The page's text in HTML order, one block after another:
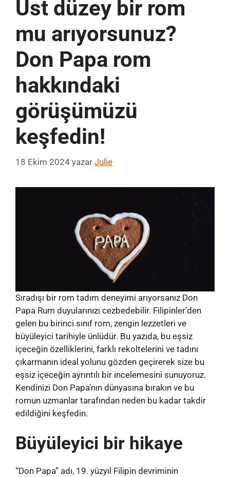
Üst düzey bir rom
mu arıyorsunuz?
Don Papa rom
hakkındaki
görüşümüzü
keşfedin!
18 Ekim 2024 yazar Julie
Sıradışı bir rom tadım deneyimi arıyorsanız Don
Papa Rum duyularınızı cezbedebilir. Filipinler’den
gelen bu birinci sınıf rom, zengin lezzetleri ve
büyüleyici tarihiyle ünlüdür. Bu yazıda, bu eşsiz
içeceğin özelliklerini, farklı rekoltelerini ve tadını
çıkarmanın ideal yolunu gözden geçirerek size bu
eşsiz içeceğin ayrıntılı bir incelemesini sunuyoruz.
Kendinizi Don Papa’nın dünyasına bırakın ve bu
romun uzmanlar tarafından neden bu kadar takdir
edildiğini keşfedin.
Büyüleyici bir hikaye
“Don Papa” adı, 19. yüzyıl Filipin devriminin